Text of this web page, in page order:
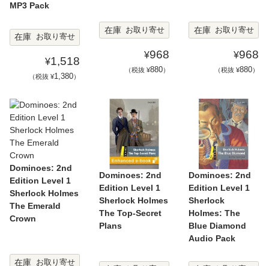
MP3 Pack
在庫 お取り寄せ
¥1,518
（税抜 ¥1,380）
在庫 お取り寄せ
¥968
（税抜 ¥880）
在庫 お取り寄せ
¥968
（税抜 ¥880）
Dominoes: 2nd
Edition Level 1
Sherlock Holmes
The Emerald
Crown
在庫 お取り寄せ
Dominoes: 2nd
Edition Level 1
Sherlock Holmes
The Top-Secret
Plans
Dominoes: 2nd
Edition Level 1
Sherlock
Holmes: The
Blue Diamond
Audio Pack